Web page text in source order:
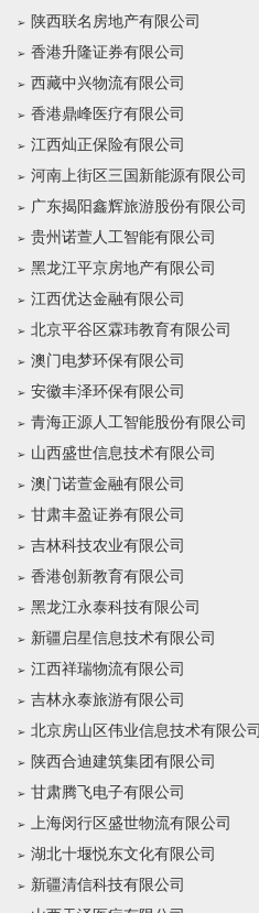
陕西联名房地产有限公司
香港升隆证券有限公司
西藏中兴物流有限公司
香港鼎峰医疗有限公司
江西灿正保险有限公司
河南上街区三国新能源有限公司
广东揭阳鑫辉旅游股份有限公司
贵州诺萱人工智能有限公司
黑龙江平京房地产有限公司
江西优达金融有限公司
北京平谷区霖玮教育有限公司
澳门电梦环保有限公司
安徽丰泽环保有限公司
青海正源人工智能股份有限公司
山西盛世信息技术有限公司
澳门诺萱金融有限公司
甘肃丰盈证券有限公司
吉林科技农业有限公司
香港创新教育有限公司
黑龙江永泰科技有限公司
新疆启星信息技术有限公司
江西祥瑞物流有限公司
吉林永泰旅游有限公司
北京房山区伟业信息技术有限公司
陕西合迪建筑集团有限公司
甘肃腾飞电子有限公司
上海闵行区盛世物流有限公司
湖北十堰悦东文化有限公司
新疆清信科技有限公司